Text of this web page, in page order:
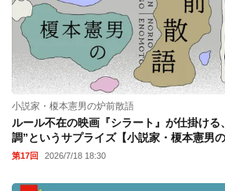
小説家・榎本憲男の炉前散語
ルール不在の映画『シラート』が仕掛ける
調”というサプライズ【小説家・榎本憲男の
第17回 2026/7/18 18:30